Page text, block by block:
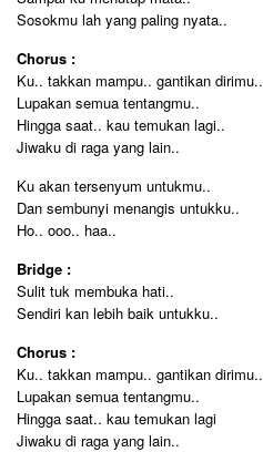
Sosokmu lah yang paling nyata..
Chorus :
Ku.. takkan mampu.. gantikan dirimu..
Lupakan semua tentangmu..
Hingga saat.. kau temukan lagi..
Jiwaku di raga yang lain..
Ku akan tersenyum untukmu..
Dan sembunyi menangis untukku..
Ho.. ooo.. haa..
Bridge :
Sulit tuk membuka hati..
Sendiri kan lebih baik untukku..
Chorus :
Ku.. takkan mampu.. gantikan dirimu..
Lupakan semua tentangmu..
Hingga saat.. kau temukan lagi
Jiwaku di raga yang lain..